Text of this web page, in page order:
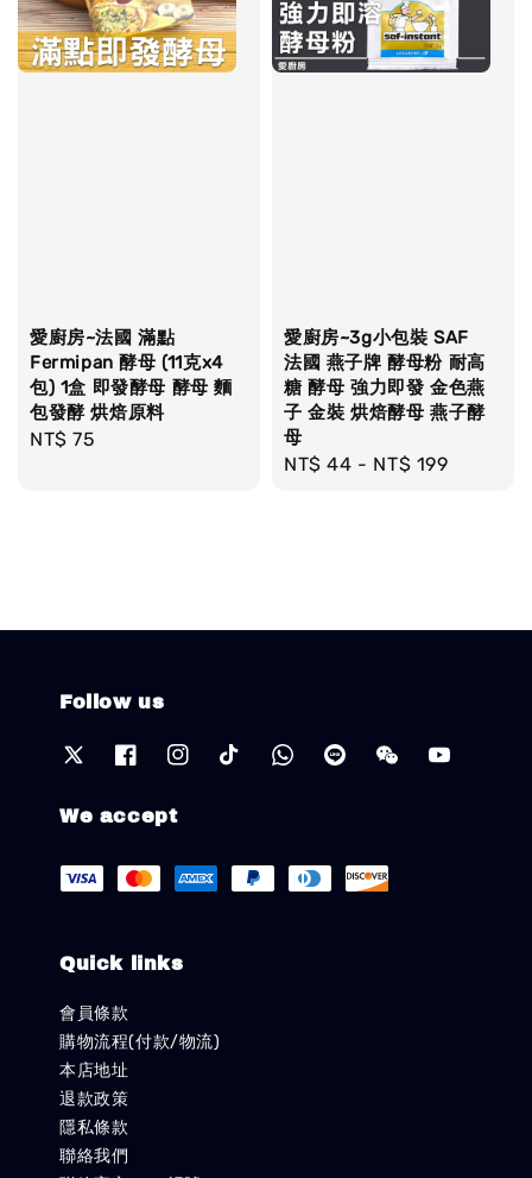
愛廚房~法國 滿點
Fermipan 酵母 (11克x4
包) 1盒 即發酵母 酵母 麵
包發酵 烘焙原料
Regular
NT$ 75
愛廚房~3g小包裝 SAF
法國 燕子牌 酵母粉 耐高
糖 酵母 強力即發 金色燕
子 金裝 烘焙酵母 燕子酵
母
Regular
NT$ 44 - NT$ 199
Follow us
We accept
Quick links
會員條款
購物流程(付款/物流)
本店地址
退款政策
隱私條款
聯絡我們